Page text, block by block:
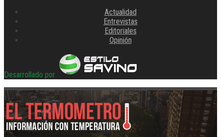
Actualidad
Entrevistas
Editoriales
Opinión
Desarrollado por